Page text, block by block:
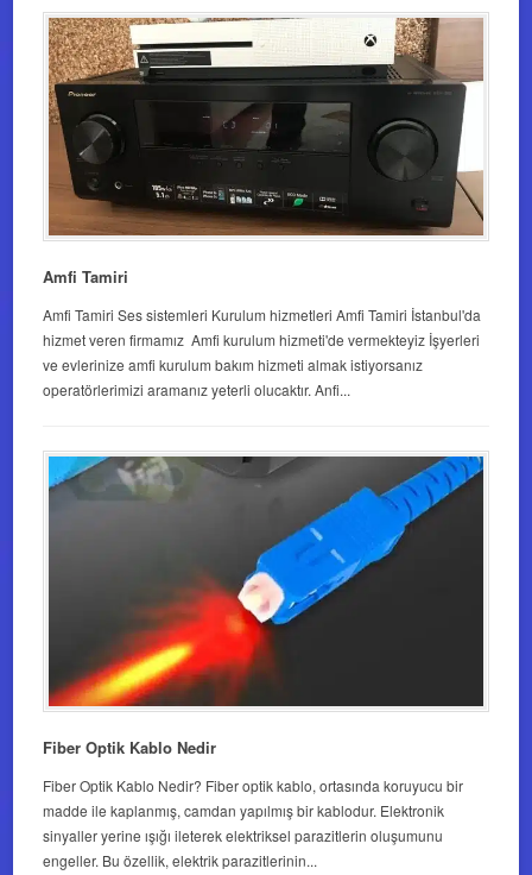
Amfi Tamiri
Amfi Tamiri Ses sistemleri Kurulum hizmetleri Amfi Tamiri İstanbul'da
hizmet veren firmamız Amfi kurulum hizmeti'de vermekteyiz İşyerleri
ve evlerinize amfi kurulum bakım hizmeti almak istiyorsanız
operatörlerimizi aramanız yeterli olucaktır. Anfi...
Fiber Optik Kablo Nedir
Fiber Optik Kablo Nedir? Fiber optik kablo, ortasında koruyucu bir
madde ile kaplanmış, camdan yapılmış bir kablodur. Elektronik
sinyaller yerine ışığı ileterek elektriksel parazitlerin oluşumunu
engeller. Bu özellik, elektrik parazitlerinin...